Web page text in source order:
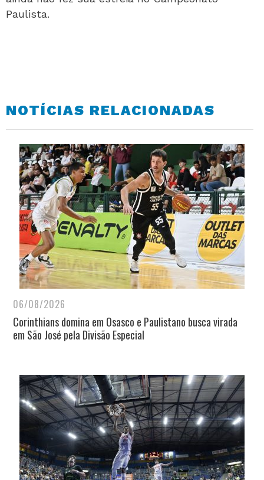
Paulista.
NOTÍCIAS RELACIONADAS
06/08/2026
Corinthians domina em Osasco e Paulistano busca virada
em São José pela Divisão Especial